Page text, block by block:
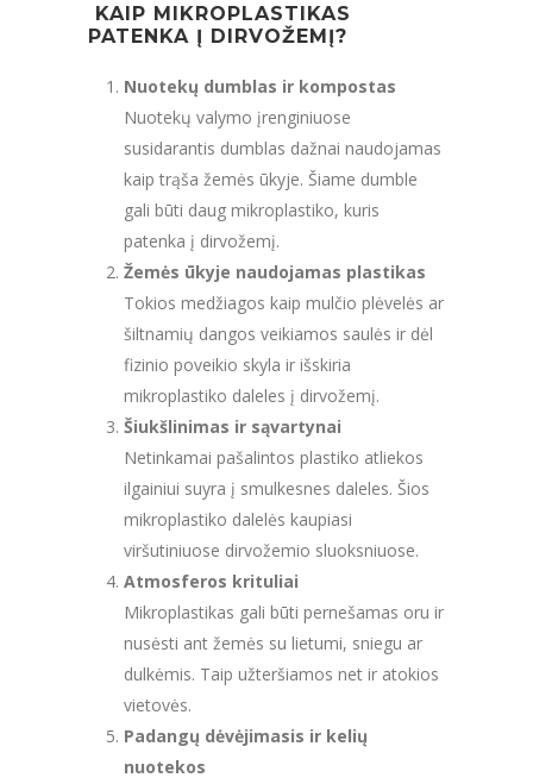
KAIP MIKROPLASTIKAS
PATENKA Į DIRVOŽEMĮ?
Nuotekų dumblas ir kompostas
Nuotekų valymo įrenginiuose
susidarantis dumblas dažnai naudojamas
kaip trąša žemės ūkyje. Šiame dumble
gali būti daug mikroplastiko, kuris
patenka į dirvožemį.
Žemės ūkyje naudojamas plastikas
Tokios medžiagos kaip mulčio plėvelės ar
šiltnamių dangos veikiamos saulės ir dėl
fizinio poveikio skyla ir išskiria
mikroplastiko daleles į dirvožemį.
Šiukšlinimas ir sąvartynai
Netinkamai pašalintos plastiko atliekos
ilgainiui suyra į smulkesnes daleles. Šios
mikroplastiko dalelės kaupiasi
viršutiniuose dirvožemio sluoksniuose.
Atmosferos krituliai
Mikroplastikas gali būti pernešamas oru ir
nusėsti ant žemės su lietumi, sniegu ar
dulkėmis. Taip užteršiamos net ir atokios
vietovės.
Padangų dėvėjimasis ir kelių
nuotekos